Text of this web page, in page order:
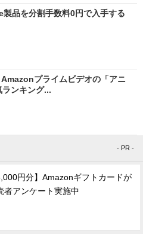
品を分割手数料0円で入手する
Amazonプライムビデオの「アニ
ランキング...
- PR -
円分】Amazonギフトカードが
者アンケート実施中